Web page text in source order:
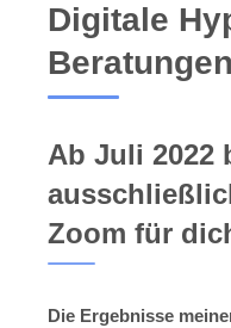
Digitale
Ab Juli 2022
Zoom für
Die Ergebnisse